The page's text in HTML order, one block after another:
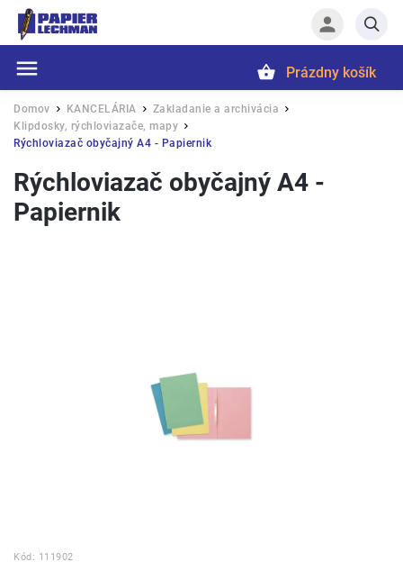
Hľadať
Prázdny košík
Domov / KANCELÁRIA / Zakladanie a archivácia /
Klipdosky, rýchloviazače, mapy /
Rýchloviazač obyčajný A4 - Papiernik
Rýchloviazač obyčajný A4 -
Papiernik
Kód: 111902